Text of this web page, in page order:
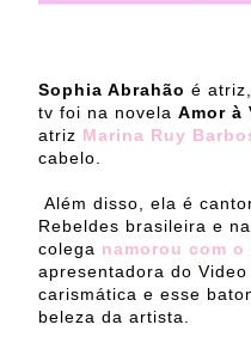
Sophia Abrahão é
tv foi na novela Amor à
atriz Marina Ruy
cabelo.
Além disso, ela é
Rebeldes brasileira e
colega namorou com o
apresentadora do
carismática e esse
beleza da artista.